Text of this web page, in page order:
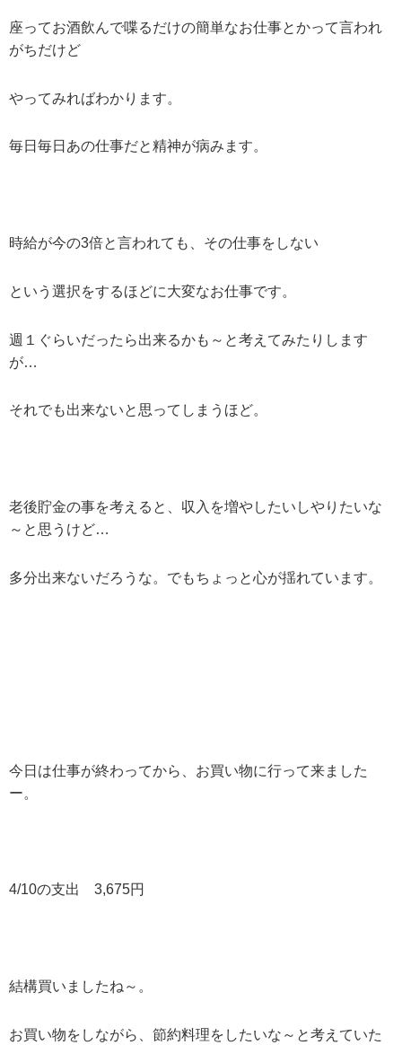
座ってお酒飲んで喋るだけの簡単なお仕事とかって言われ
がちだけど
やってみればわかります。
毎日毎日あの仕事だと精神が病みます。
時給が今の3倍と言われても、その仕事をしない
という選択をするほどに大変なお仕事です。
週１ぐらいだったら出来るかも～と考えてみたりします
が…
それでも出来ないと思ってしまうほど。
老後貯金の事を考えると、収入を増やしたいしやりたいな
～と思うけど…
多分出来ないだろうな。でもちょっと心が揺れています。
今日は仕事が終わってから、お買い物に行って来ました
ー。
4/10の支出 3,675円
結構買いましたね～。
お買い物をしながら、節約料理をしたいな～と考えていた